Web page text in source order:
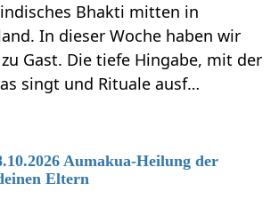
Bhakti mitten in
In dieser Woche haben wir
Gast. Die tiefe Hingabe, mit der
singt und Rituale ausf…
Aumakua-Heilung der
Eltern